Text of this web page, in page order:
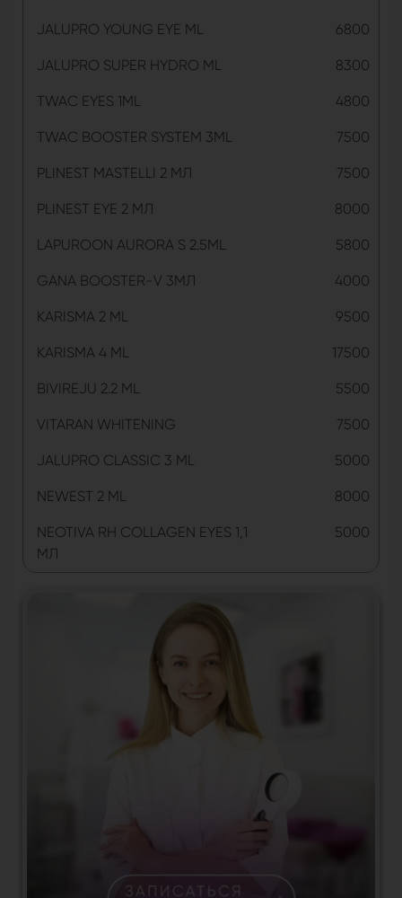
JALUPRO YOUNG EYE ML 6800
JALUPRO SUPER HYDRO ML 8300
TWAC EYES 1ML 4800
TWAC BOOSTER SYSTEM 3ML 7500
PLINEST MASTELLI 2 МЛ 7500
PLINEST EYE 2 МЛ 8000
LAPUROON AURORA S 2.5ML 5800
GANA BOOSTER-V 3МЛ 4000
KARISMA 2 ML 9500
KARISMA 4 ML 17500
BIVIREJU 2.2 ML 5500
VITARAN WHITENING 7500
JALUPRO CLASSIC 3 ML 5000
NEWEST 2 ML 8000
NEOTIVA RH COLLAGEN EYES 1,1
МЛ
5000